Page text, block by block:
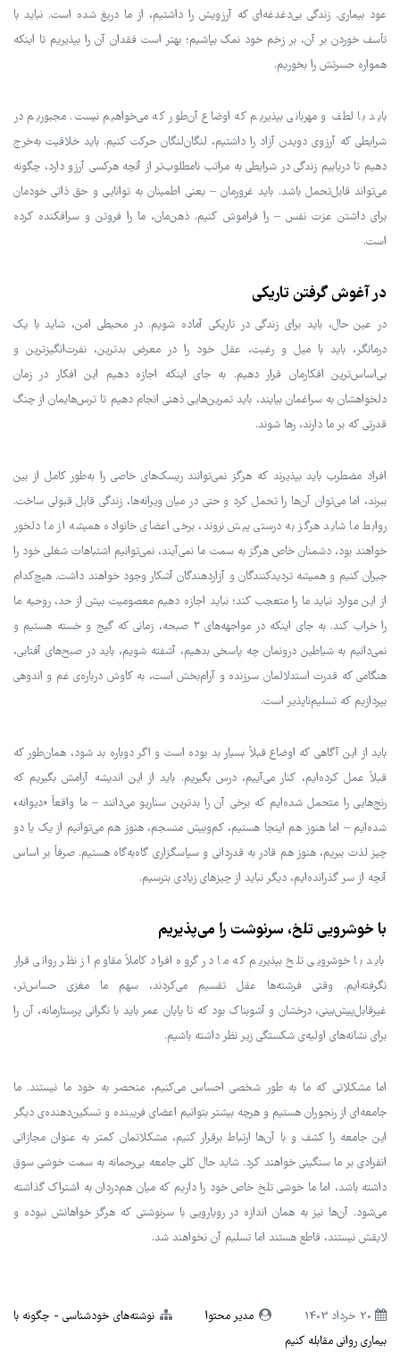
عود بیماری. زندگی بی‌دغدغه‌ای که آرزویش را داشتیم، از ما دریغ شده است. نباید با
تأسف خوردن بر آن، بر زخم خود نمک بپاشیم؛ بهتر است فقدان آن را بپذیریم تا اینکه
همواره حسرتش را بخوریم.
باید با لطف و مهربانی بپذیریم که اوضاع آن‌طور که می‌خواهیم نیست. مجبوریم در
شرایطی که آرزوی دویدن آزاد را داشتیم، لنگان‌لنگان حرکت کنیم. باید خلاقیت به‌خرج
دهیم تا دریابیم زندگی در شرایطی به مراتب نامطلوب‌تر از آنچه هرکسی آرزو دارد، چگونه
می‌تواند قابل‌تحمل باشد. باید غرورمان – یعنی اطمینان به توانایی و حق ذاتی خودمان
برای داشتن عزت نفس – را فراموش کنیم. ذهن‌مان، ما را فروتن و سرافکنده کرده
است.
در آغوش گرفتن تاریکی
در عین حال، باید برای زندگی در تاریکی آماده شویم. در محیطی امن، شاید با یک
درمانگر، باید با میل و رغبت، عقل خود را در معرض بدترین، نفرت‌انگیزترین و
بی‌اساس‌ترین افکارمان قرار دهیم. به جای اینکه اجازه دهیم این افکار در زمان
دلخواهشان به سراغمان بیایند، باید تمرین‌هایی ذهنی انجام دهیم تا ترس‌هایمان از چنگ
قدرتی که بر ما دارند، رها شوند.
افراد مضطرب باید بپذیرند که هرگز نمی‌توانند ریسک‌های خاصی را به‌طور کامل از بین
ببرند، اما می‌توان آن‌ها را تحمل کرد و حتی در میان ویرانه‌ها، زندگی قابل قبولی ساخت.
روابط ما شاید هرگز به درستی پیش نروند، برخی اعضای خانواده همیشه از ما دلخور
خواهند بود، دشمنان خاص هرگز به سمت ما نمی‌آیند، نمی‌توانیم اشتباهات شغلی خود را
جبران کنیم و همیشه تردیدکنندگان و آزاردهندگان آشکار وجود خواهند داشت. هیچ‌کدام
از این موارد نباید ما را متعجب کند؛ نباید اجازه دهیم معصومیت بیش از حد، روحیه ما
را خراب کند. به جای اینکه در مواجهه‌های ۳ صبحه، زمانی که گیج و خسته هستیم و
نمی‌دانیم به شیاطین درونمان چه پاسخی بدهیم، آشفته شویم، باید در صبح‌های آفتابی،
هنگامی که قدرت استدلالمان سرزنده و آرام‌بخش است، به کاوش درباره‌ی غم و اندوهی
بپردازیم که تسلیم‌ناپذیر است.
باید از این آگاهی که اوضاع قبلاً بسیار بد بوده است و اگر دوباره بد شود، همان‌طور که
قبلاً عمل کرده‌ایم، کنار می‌آییم، درس بگیریم. باید از این اندیشه آرامش بگیریم که
رنج‌هایی را متحمل شده‌ایم که برخی آن را بدترین سناریو می‌دانند – ما واقعاً «دیوانه»
شده‌ایم – اما هنوز هم اینجا هستیم، کم‌وبیش منسجم، هنوز هم می‌توانیم از یک یا دو
چیز لذت ببریم، هنوز هم قادر به قدردانی و سپاسگزاری گاه‌به‌گاه هستیم. صرفاً بر اساس
آنچه از سر گذرانده‌ایم، دیگر نباید از چیزهای زیادی بترسیم.
با خوشرویی تلخ، سرنوشت را می‌پذیریم
باید با خوشرویی تلخ بپذیریم که ما در گروه افراد کاملاً مقاوم از نظر روانی قرار
نگرفته‌ایم. وقتی فرشته‌ها عقل تقسیم می‌کردند، سهم ما مغزی حساس‌تر،
غیرقابل‌پیش‌بینی، درخشان و آشوبناک بود که تا پایان عمر باید با نگرانی پرستارمانه، آن را
برای نشانه‌های اولیه‌ی شکستگی زیر نظر داشته باشیم.
اما مشکلاتی که ما به ‌طور شخصی احساس می‌کنیم، منحصر به خود ما نیستند. ما
جامعه‌ای از رنجوران هستیم و هرچه بیشتر بتوانیم اعضای فریبنده و تسکین‌دهنده‌ی دیگر
این جامعه را کشف و با آن‌ها ارتباط برقرار کنیم، مشکلاتمان کمتر به عنوان مجازاتی
انفرادی بر ما سنگینی خواهند کرد. شاید حال کلی جامعه بی‌رحمانه به سمت خوشی سوق
داشته باشد، اما ما خوشی تلخ خاص خود را داریم که میان هم‌دردان به اشتراک گذاشته
می‌شود. آن‌ها نیز به همان اندازه در رویارویی با سرنوشتی که هرگز خواهانش نبوده و
لایقش نیستند، قاطع هستند اما تسلیم آن نخواهند شد.
20 خرداد 1403 مدیر محتوا نوشته‌های خودشناسی
چگونه با
بیماری روانی مقابله کنیم